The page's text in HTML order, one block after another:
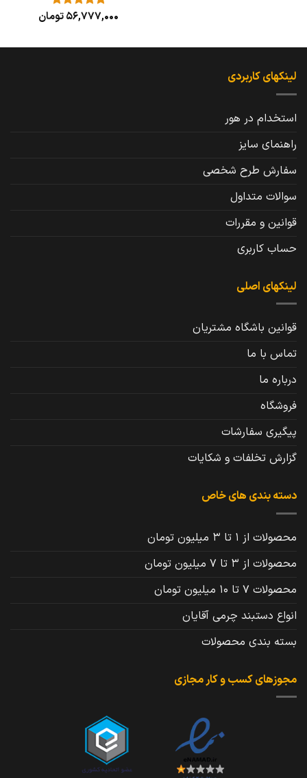
نمره 5از56,777,000تومان
لینکهای کاربردی
استخدام در هور
راهنمای سایز
سفارش طرح شخصی
سوالات متداول
قوانین و مقررات
حساب کاربری
لینکهای اصلی
قوانین باشگاه مشتریان
تماس با ما
درباره ما
فروشگاه
پیگیری سفارشات
گزارش تخلفات و شکایات
دسته بندی های خاص
محصولات از 1 تا 3 میلیون تومان
محصولات از 3 تا 7 میلیون تومان
محصولات 7 تا 10 میلیون تومان
انواع دستبند چرمی آقایان
بسته بندی محصولات
مجوزهای کسب و کار مجازی